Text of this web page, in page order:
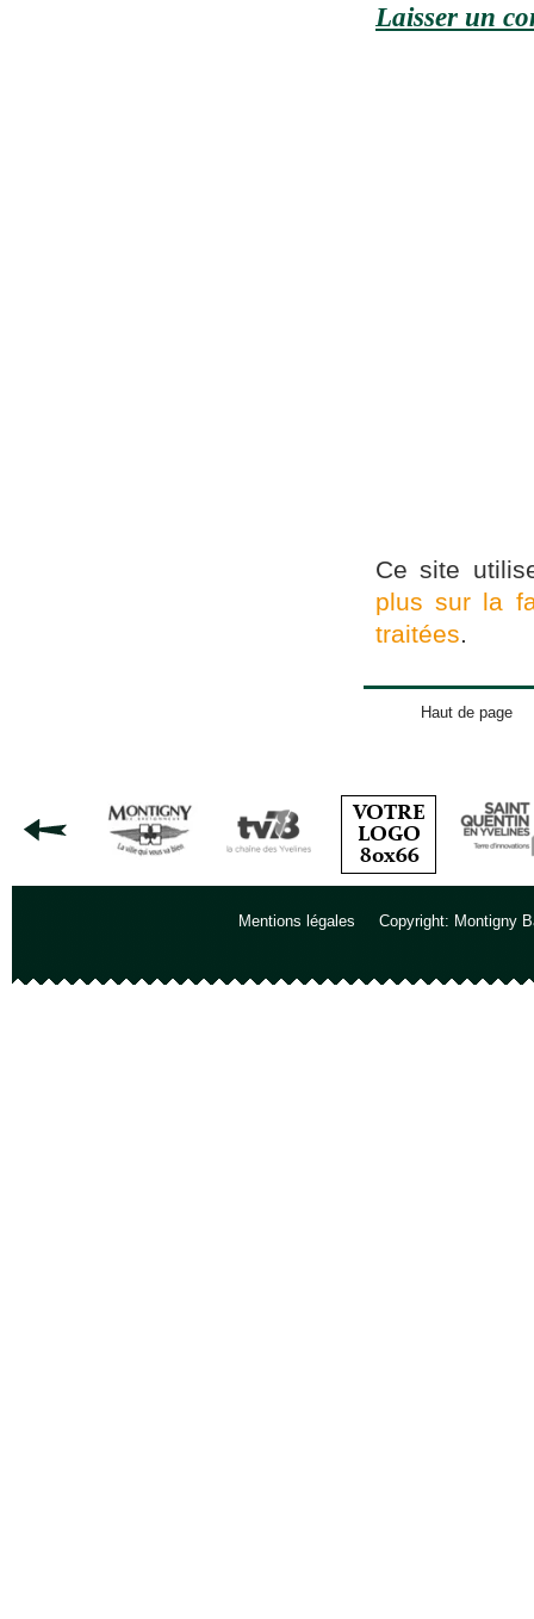
Laisser un
Ce site
plus sur la
traitées.
Haut de page
Mentions légales Copyright: Montigny